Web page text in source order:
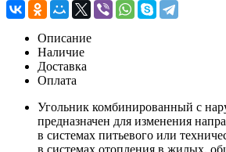
Описание
Наличие
Доставка
Оплата
Угольник комбинированный с
предназначен для изменения
в системах питьевого или
в системах отопления в жилых,